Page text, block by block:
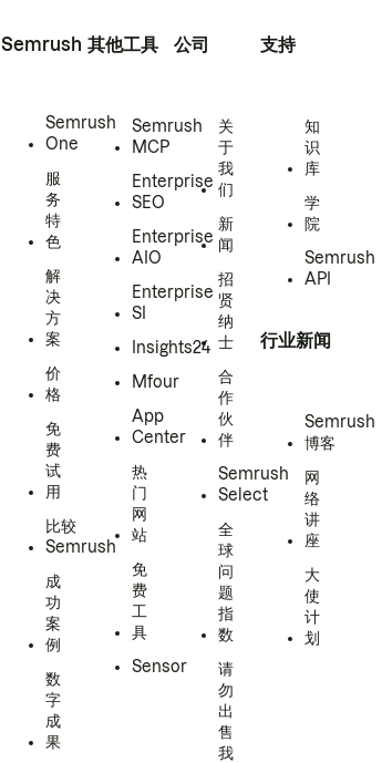
Semrush
Semrush
One
服
务
特
色
解
决
方
案
价
格
免
费
试
用
比较
Semrush
成
功
案
例
数
字
成
果
其他工具
Semrush
MCP
Enterprise
SEO
Enterprise
AIO
Enterprise
SI
Insights24
Mfour
App
Center
热
门
网
站
免
费
工
具
Sensor
公司
关
于
我
们
新
闻
招
贤
纳
士
合
作
伙
伴
Semrush
Select
全
球
问
题
指
数
请
勿
出
售
我
支持
知
识
库
学
院
Semrush
API
行业新闻
Semrush
博客
网
络
讲
座
大
使
计
划